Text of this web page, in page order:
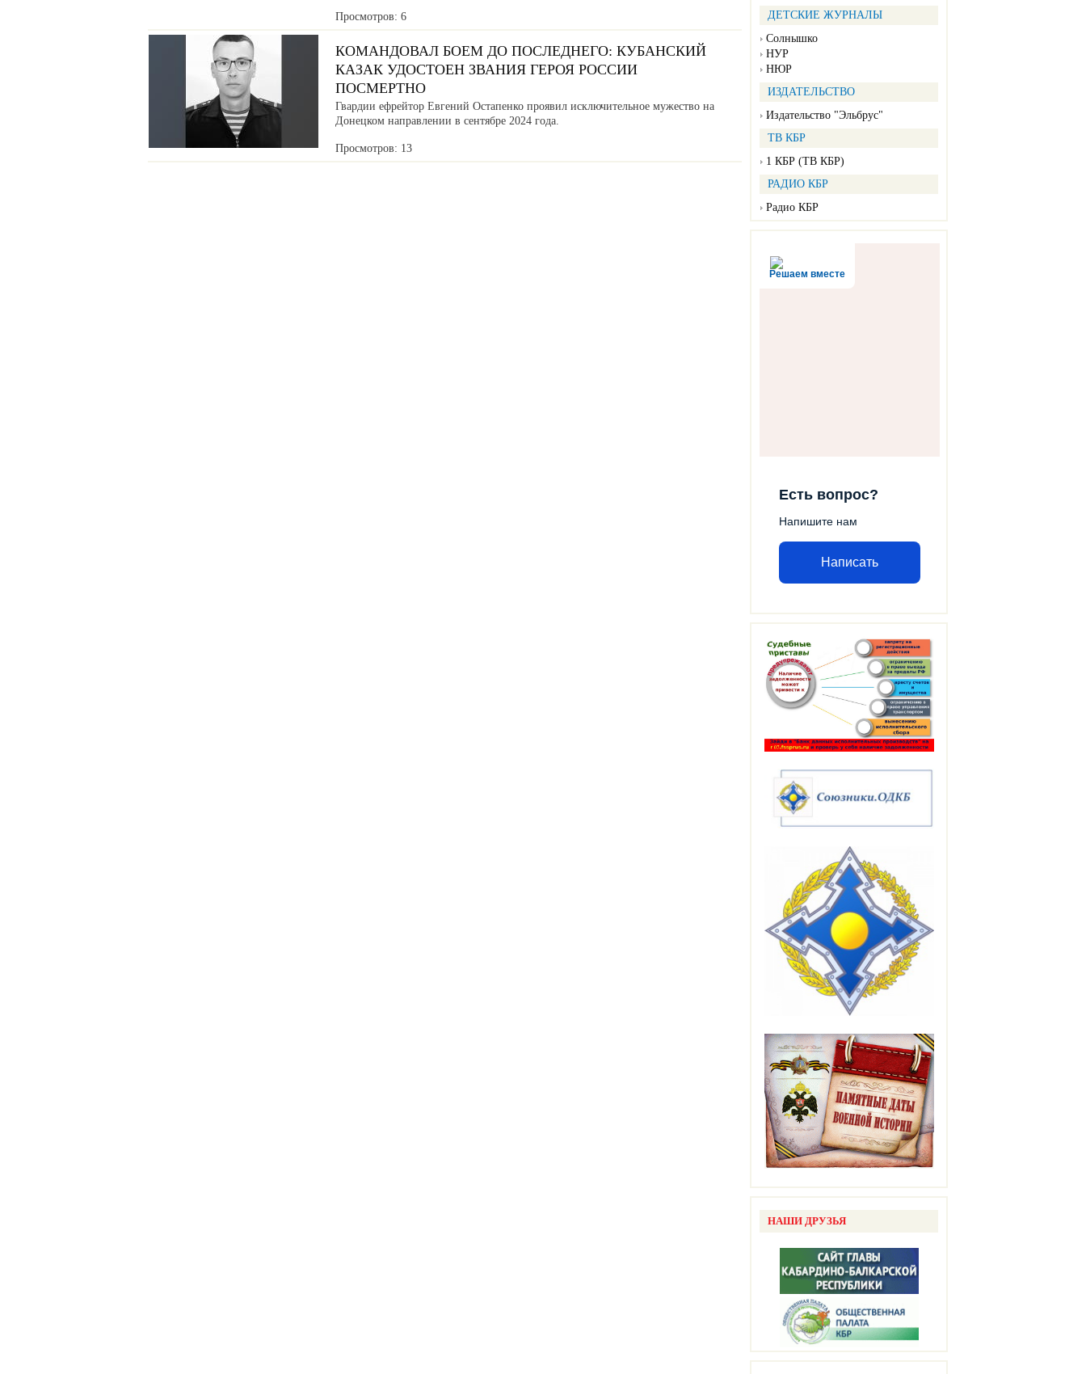
ДЕТСКИЕ ЖУРНАЛЫ
Солнышко
НУР
НЮР
ИЗДАТЕЛЬСТВО
Издательство "Эльбрус"
ТВ КБР
1 КБР (ТВ КБР)
РАДИО КБР
Радио КБР
Решаем вместе
Есть вопрос?
Напишите нам
Написать
НАШИ ДРУЗЬЯ
Просмотров: 6
КОМАНДОВАЛ БОЕМ ДО ПОСЛЕДНЕГО: КУБАНСКИЙ
КАЗАК УДОСТОЕН ЗВАНИЯ ГЕРОЯ РОССИИ
ПОСМЕРТНО
Гвардии ефрейтор Евгений Остапенко проявил исключительное мужество на
Донецком направлении в сентябре 2024 года.
Просмотров: 13